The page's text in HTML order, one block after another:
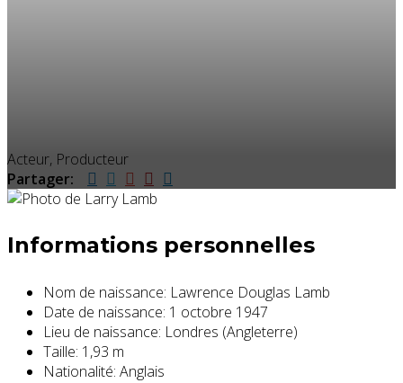
Acteur, Producteur
Partager:
Informations personnelles
Nom de naissance: Lawrence Douglas Lamb
Date de naissance: 1 octobre 1947
Lieu de naissance: Londres (Angleterre)
Taille: 1,93 m
Nationalité: Anglais